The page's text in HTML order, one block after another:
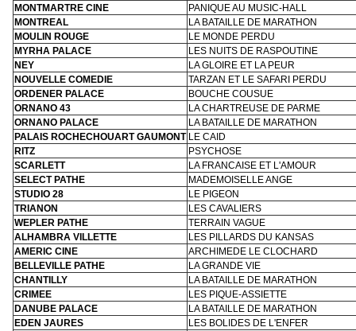
MONTMARTRE CINE
PANIQUE AU MUSIC-HALL
MONTREAL
LA BATAILLE DE MARATHON
MOULIN ROUGE
LE MONDE PERDU
MYRHA PALACE
LES NUITS DE RASPOUTINE
NEY
LA GLOIRE ET LA PEUR
NOUVELLE COMEDIE
TARZAN ET LE SAFARI PERDU
ORDENER PALACE
BOUCHE COUSUE
ORNANO 43
LA CHARTREUSE DE PARME
ORNANO PALACE
LA BATAILLE DE MARATHON
PALAIS ROCHECHOUART GAUMONT LE CAID
RITZ
PSYCHOSE
SCARLETT
LA FRANCAISE ET L'AMOUR
SELECT PATHE
MADEMOISELLE ANGE
STUDIO 28
LE PIGEON
TRIANON
LES CAVALIERS
WEPLER PATHE
TERRAIN VAGUE
ALHAMBRA VILLETTE
LES PILLARDS DU KANSAS
AMERIC CINE
ARCHIMEDE LE CLOCHARD
BELLEVILLE PATHE
LA GRANDE VIE
CHANTILLY
LA BATAILLE DE MARATHON
CRIMEE
LES PIQUE-ASSIETTE
DANUBE PALACE
LA BATAILLE DE MARATHON
EDEN JAURES
LES BOLIDES DE L'ENFER